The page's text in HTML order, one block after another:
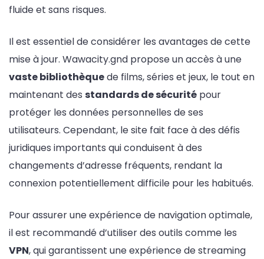
fluide et sans risques.
Il est essentiel de considérer les avantages de cette
mise à jour. Wawacity.gnd propose un accès à une
vaste bibliothèquede films, séries et jeux, le tout en
maintenant des standards de sécurité pour
protéger les données personnelles de ses
utilisateurs. Cependant, le site fait face à des défis
juridiques importants qui conduisent à des
changements d’adresse fréquents, rendant la
connexion potentiellement difficile pour les habitués.
Pour assurer une expérience de navigation optimale,
il est recommandé d’utiliser des outils comme les
VPN, qui garantissent une expérience de streaming